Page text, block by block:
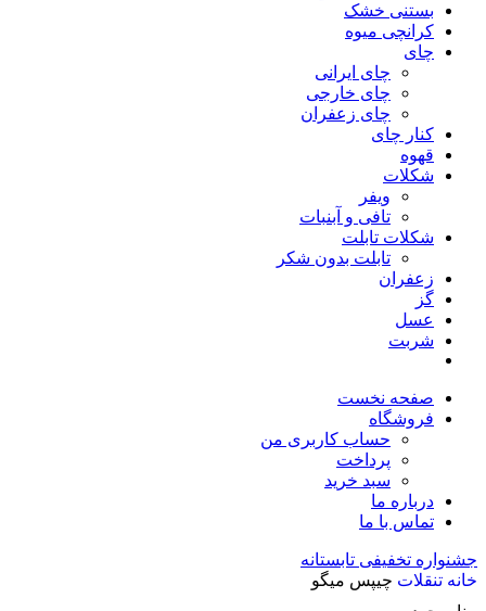
بستنی خشک
کرانچی میوه
چای
چای ایرانی
چای خارجی
چای زعفران
کنار چای
قهوه
شکلات
ویفر
تافی و آبنبات
شکلات تابلت
تابلت بدون شکر
زعفران
گز
عسل
شربت
صفحه نخست
فروشگاه
حساب کاربری من
پرداخت
سبد خرید
درباره ما
تماس با ما
جشنواره تخفیفی تابستانه
خانه تنقلات چیپس میگو